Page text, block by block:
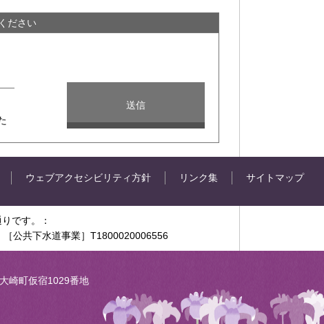
ださい
ウェブアクセシビリティ方針 リンク集 サイトマップ
です。：
公共下水道事業］T1800020006556
崎町仮宿1029番地